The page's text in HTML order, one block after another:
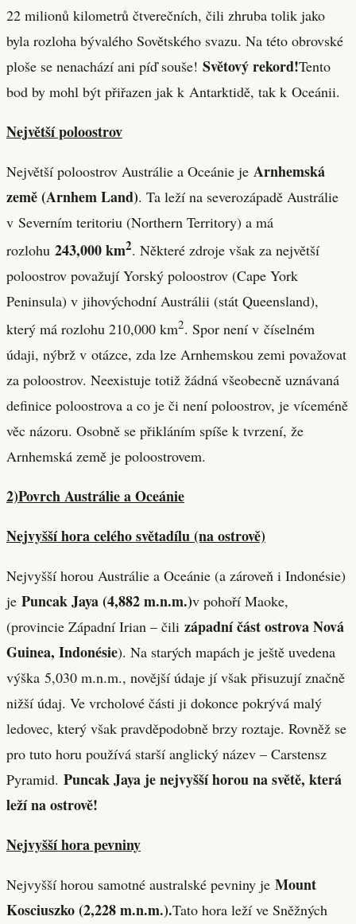
22 milionů kilometrů čtverečních, čili zhruba tolik jako
byla rozloha bývalého Sovětského svazu. Na této obrovské
ploše se nenachází ani píď souše! Světový rekord!Tento
bod by mohl být přiřazen jak k Antarktidě, tak k Oceánii.
Největší poloostrov
Největší poloostrov Austrálie a Oceánie je Arnhemská
země (Arnhem Land). Ta leží na severozápadě Austrálie
v Severním teritoriu (Northern Territory) a má
rozlohu 243,000 km2. Některé zdroje však za největší
poloostrov považují Yorský poloostrov (Cape York
Peninsula) v jihovýchodní Austrálii (stát Queensland),
který má rozlohu 210,000 km2. Spor není v číselném
údaji, nýbrž v otázce, zda lze Arnhemskou zemi považovat
za poloostrov. Neexistuje totiž žádná všeobecně uznávaná
definice poloostrova a co je či není poloostrov, je víceméně
věc názoru. Osobně se přikláním spíše k tvrzení, že
Arnhemská země je poloostrovem.
2)Povrch Austrálie a Oceánie
Nejvyšší hora celého světadílu (na ostrově)
Nejvyšší horou Austrálie a Oceánie (a zároveň i Indonésie)
je Puncak Jaya (4,882 m.n.m.)v pohoří Maoke,
(provincie Západní Irian – čili západní část ostrova Nová
Guinea, Indonésie). Na starých mapách je ještě uvedena
výška 5,030 m.n.m., novější údaje jí však přisuzují značně
nižší údaj. Ve vrcholové části ji dokonce pokrývá malý
ledovec, který však pravděpodobně brzy roztaje. Rovněž se
pro tuto horu používá starší anglický název – Carstensz
Pyramid. Puncak Jaya je nejvyšší horou na světě, která
leží na ostrově!
Nejvyšší hora pevniny
Nejvyšší horou samotné australské pevniny je Mount
Kosciuszko (2,228 m.n.m.).Tato hora leží ve Sněžných